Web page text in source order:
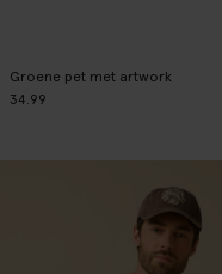
Groene pet met artwork
34.99